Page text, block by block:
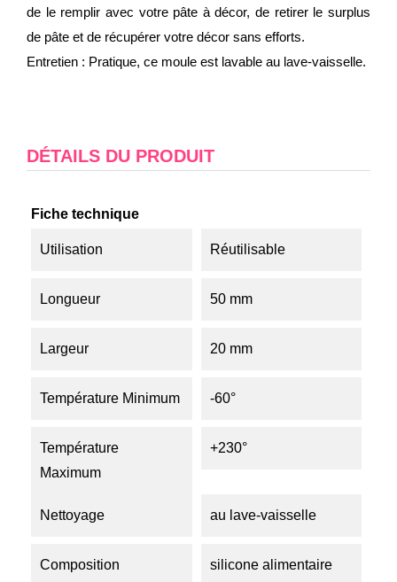
de le remplir avec votre pâte à décor, de retirer le surplus
de pâte et de récupérer votre décor sans efforts.
Entretien : Pratique, ce moule est lavable au lave-vaisselle.
DÉTAILS DU PRODUIT
Fiche technique
Utilisation Réutilisable
Longueur 50 mm
Largeur 20 mm
Température Minimum -60°
Température
Maximum
+230°
Nettoyage au lave-vaisselle
Composition silicone alimentaire